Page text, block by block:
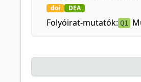
doi DEA
Folyóirat-mutatók: Q1